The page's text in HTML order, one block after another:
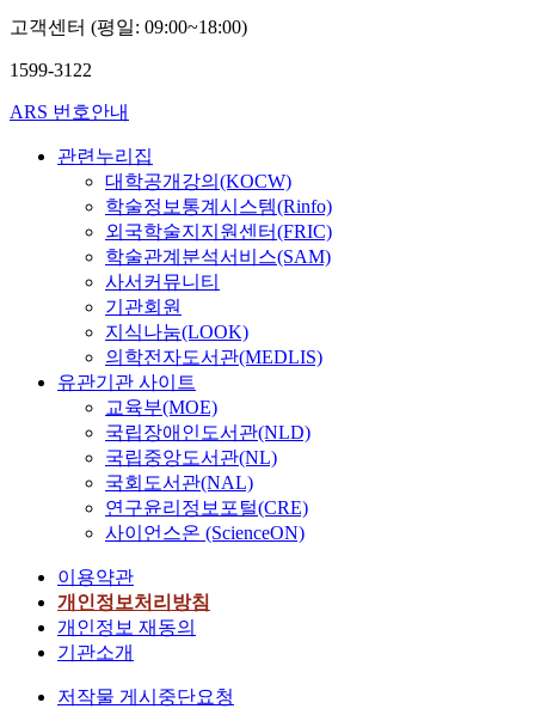
고객센터 (평일: 09:00~18:00)
1599-3122
ARS 번호안내
관련누리집
대학공개강의(KOCW)
학술정보통계시스템(Rinfo)
외국학술지지원센터(FRIC)
학술관계분석서비스(SAM)
사서커뮤니티
기관회원
지식나눔(LOOK)
의학전자도서관(MEDLIS)
유관기관 사이트
교육부(MOE)
국립장애인도서관(NLD)
국립중앙도서관(NL)
국회도서관(NAL)
연구윤리정보포털(CRE)
사이언스온 (ScienceON)
이용약관
개인정보처리방침
개인정보 재동의
기관소개
저작물 게시중단요청